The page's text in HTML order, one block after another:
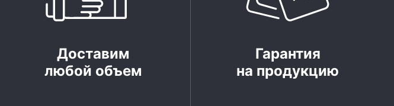
Доставим
любой объем
Гарантия
на продукцию